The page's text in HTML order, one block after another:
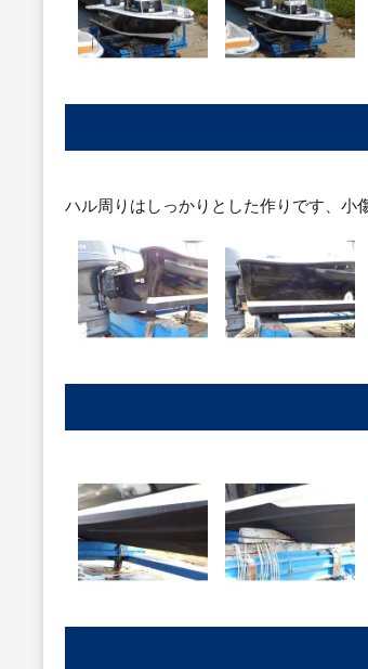
ハル周りはしっかりとした作りです、小